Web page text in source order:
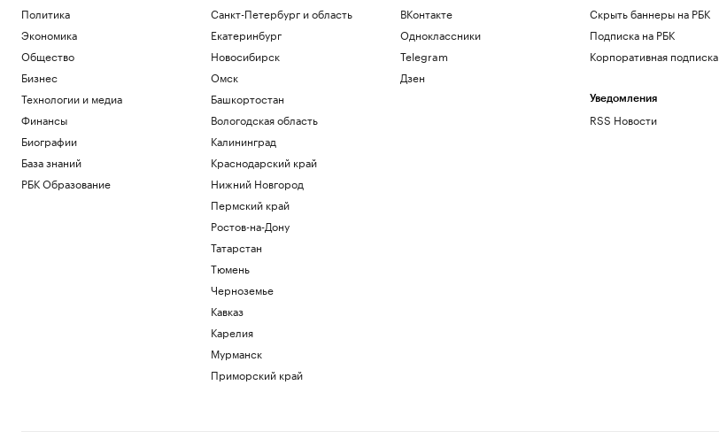
Политика
Экономика
Общество
Бизнес
Технологии и медиа
Финансы
Биографии
База знаний
РБК Образование
Санкт-Петербург и область
Екатеринбург
Новосибирск
Омск
Башкортостан
Вологодская область
Калининград
Краснодарский край
Нижний Новгород
Пермский край
Ростов-на-Дону
Татарстан
Тюмень
Черноземье
Кавказ
Карелия
Мурманск
Приморский край
ВКонтакте
Одноклассники
Telegram
Дзен
Скрыть баннеры на РБК
Подписка на РБК
Корпоративная подписка
Уведомления
RSS Новости